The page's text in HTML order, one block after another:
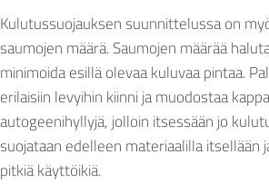
Kulutussuojauksen suunnittelussa on
saumojen määrä. Saumojen määrää
minimoida esillä olevaa kuluvaa pintaa.
erilaisiin levyihin kiinni ja muodostaa
autogeenihyllyjä, jolloin itsessään jo
suojataan edelleen materiaalilla itsellään
pitkiä käyttöikiä.